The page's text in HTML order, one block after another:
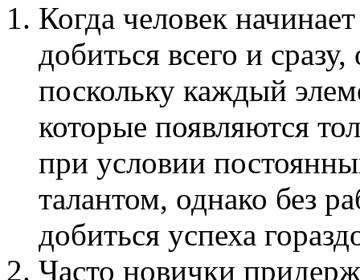
Когда человек
добиться всего и
поскольку каждый
которые появляются
при условии
талантом, однако без
добиться успеха
Часто новички